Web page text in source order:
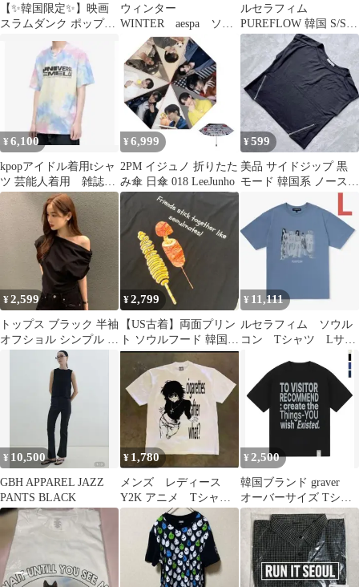
【✨韓国限定✨】映画
スラムダンク ポップア
ップストア 靴下(11:
流川楓)！！
ウィンター
WINTER aespa ソウ
ルコン
COMPLæXITY Tシャ
ツ
ルセラフィム
PUREFLOW 韓国 S/S
SHIRT XLサイズ トレ
カなし
¥6,100
kpopアイドル着用tシャ
ツ 芸能人着用 雑誌掲
載 韓国ブランドi-dle着
¥ 6,999
2PM イジュノ 折りたた
み傘 日傘 018 LeeJunho
¥599
美品 サイドジップ 黒
モード 韓国系 ノースリ
ーブ 綿 タンクトップ
¥2,599
トップス ブラック 半袖
オフショル シンプル 無
地 カジュアル おしゃれ
¥2,799
【US古着】両面プリン
ト ソウルフード 韓国 T
シャツ 黒 L ネクストレ
ベル
¥ 11,111
ルセラフィム ソウル
コン Tシャツ Lサイ
¥ 10,500
GBH APPAREL JAZZ
PANTS BLACK
¥ 1,780
メンズ レディース
Y2K アニメ Tシャツ
プリント opium グラ
¥ 2,500
韓国ブランド graver
オーバーサイズ Tシャ
ツ